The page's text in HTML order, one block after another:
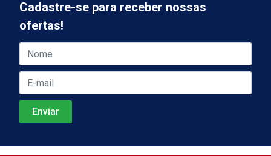
Cadastre-se para receber nossas
ofertas!